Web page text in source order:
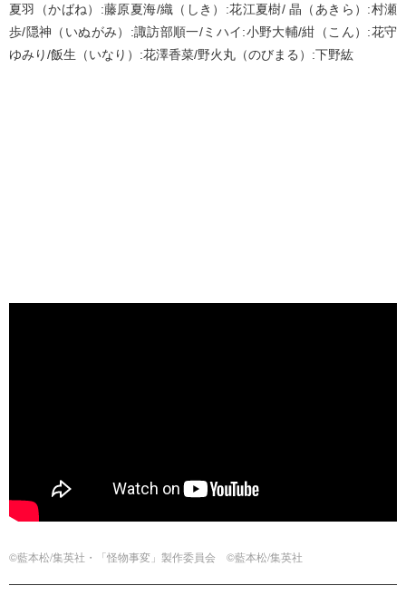
夏羽（かばね）:藤原夏海/織（しき）:花江夏樹/ 晶（あきら）:村瀬
歩/隠神（いぬがみ）:諏訪部順一/ミハイ:小野大輔/紺（こん）:花守
ゆみり/飯生（いなり）:花澤香菜/野火丸（のびまる）:下野紘
©藍本松/集英社・「怪物事変」製作委員会 ©藍本松/集英社